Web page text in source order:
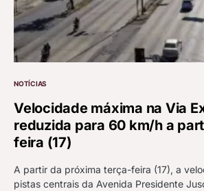
NOTÍCIAS
Velocidade máxima na Via
reduzida para 60 km/h a
feira (17)
A partir da próxima terça-feira (17), a
pistas centrais da Avenida Presidente